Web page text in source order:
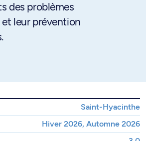
des problèmes
leur prévention
Saint-Hyacinthe
Hiver 2026, Automne 2026